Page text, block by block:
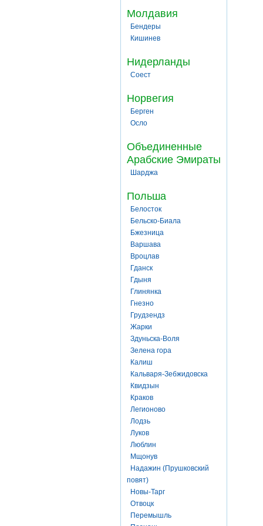
Молдавия
Бендеры
Кишинев
Нидерланды
Соест
Норвегия
Берген
Осло
Объединенные
Арабские Эмираты
Шарджа
Польша
Белосток
Бельско-Биала
Бжезница
Варшава
Вроцлав
Гданск
Гдыня
Глинянка
Гнезно
Грудзендз
Жарки
Здуньска-Воля
Зелена гора
Калиш
Кальваря-Зебжидовска
Квидзын
Краков
Легионово
Лодзь
Луков
Люблин
Мщонув
Надажин (Прушковский
повят)
Новы-Тарг
Отвоцк
Перемышль